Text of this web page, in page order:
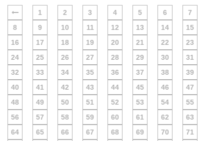
1 2 3 4 5 6
7
8
9 10 11 12 13 14
15
16
17 18 19 20 21 22
23
24
25 26 27 28 29 30
31
32
33 34 35 36 37 38
39
40
41 42 43 44 45 46
47
48
49 50 51 52 53 54
55
56
57 58 59 60 61 62
63
64
65 66 67 68 69 70
71